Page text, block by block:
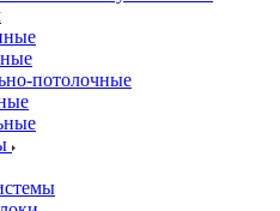
потолочные